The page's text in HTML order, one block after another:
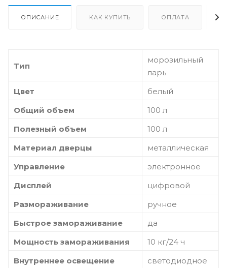
ОПИСАНИЕ КАК КУПИТЬ ОПЛАТА
Тип
морозильный
ларь
Цвет
белый
Общий объем
100 л
Полезный объем
100 л
Материал дверцы
металлическая
Управление
электронное
Дисплей
цифровой
Размораживание
ручное
Быстрое замораживание
да
Мощность замораживания
10 кг/24 ч
Внутреннее освещение
светодиодное